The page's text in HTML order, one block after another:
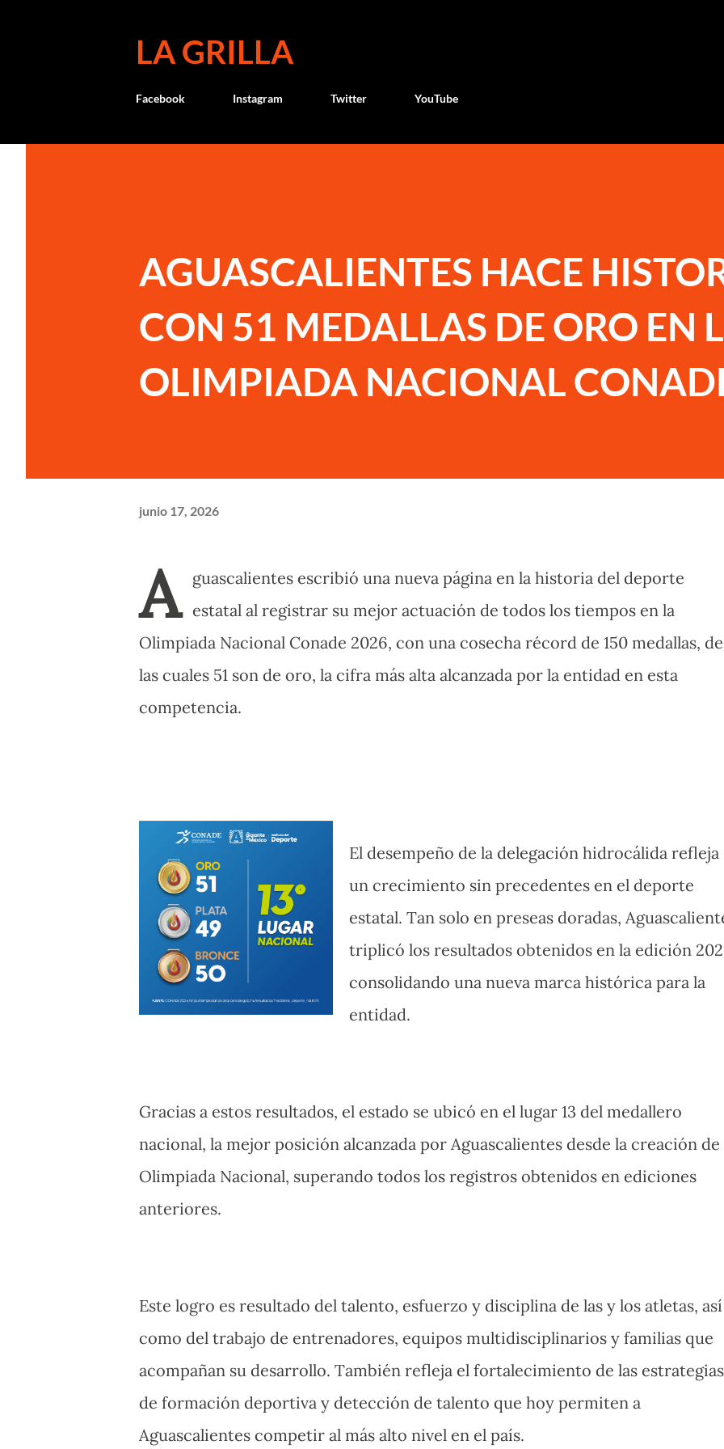
LA GRILLA
Facebook Instagram Twitter YouTube
AGUASCALIENTES HACE
CON 51 MEDALLAS DE ORO EN
OLIMPIADA NACIONAL
junio 17, 2026
A
guascalientes escribió una nueva página en la historia del deporte
estatal al registrar su mejor actuación de todos los tiempos en la
Olimpiada Nacional Conade 2026, con una cosecha récord de 150 medallas, de
las cuales 51 son de oro, la cifra más alta alcanzada por la entidad en esta
competencia.
El desempeño de la delegación hidrocálida refleja
un crecimiento sin precedentes en el deporte
estatal. Tan solo en preseas doradas,
triplicó los resultados obtenidos en la edición
consolidando una nueva marca histórica para la
entidad.
Gracias a estos resultados, el estado se ubicó en el lugar 13 del medallero
nacional, la mejor posición alcanzada por Aguascalientes desde la creación de
Olimpiada Nacional, superando todos los registros obtenidos en ediciones
anteriores.
Este logro es resultado del talento, esfuerzo y disciplina de las y los atletas, así
como del trabajo de entrenadores, equipos multidisciplinarios y familias que
acompañan su desarrollo. También refleja el fortalecimiento de las estrategias
de formación deportiva y detección de talento que hoy permiten a
Aguascalientes competir al más alto nivel en el país.